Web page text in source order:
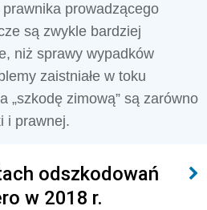
prowadzącego
są zwykle bardziej
niż sprawy wypadków
zaistniałe w toku
„szkodę zimową” są zarówno
i prawnej.
odszkodowań
w 2018 r.